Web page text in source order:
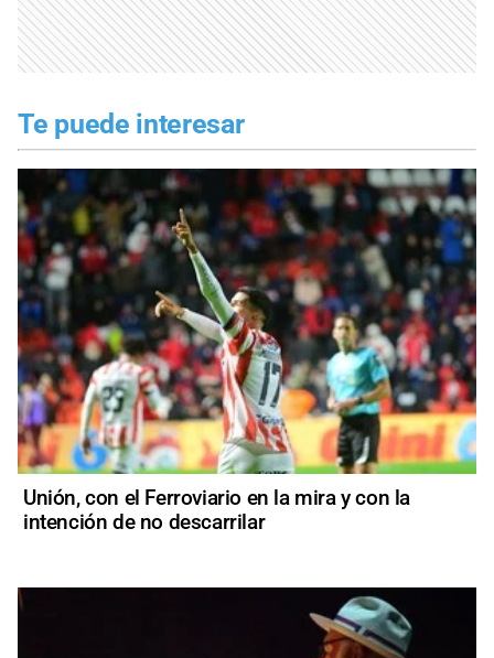
Te puede interesar
Unión, con el Ferroviario en la mira y con la
intención de no descarrilar